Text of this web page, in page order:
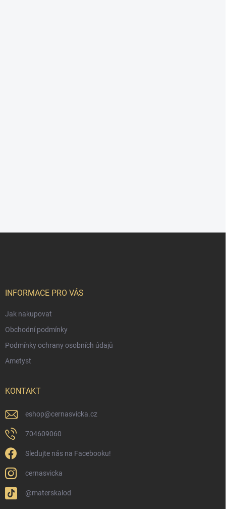
INFORMACE PRO VÁS
Jak nakupovat
Obchodní podmínky
Podmínky ochrany osobních údajů
Ametyst
KONTAKT
eshop@cernasvicka.cz
704609060
Sledujte nás na Facebooku!
cernasvicka
@materskalod